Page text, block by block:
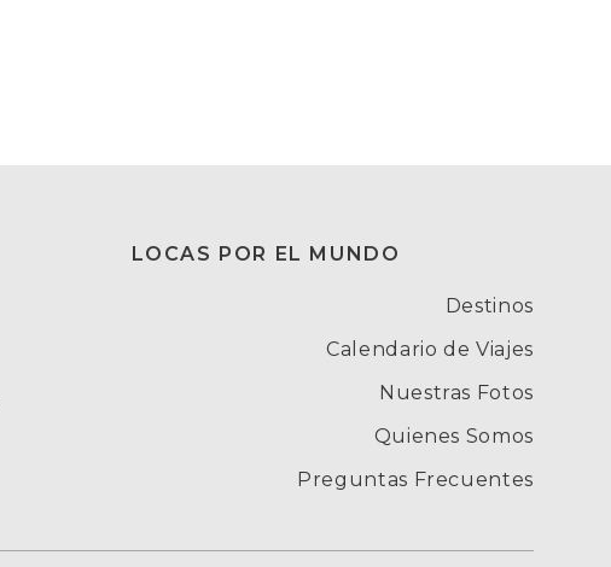
LOCAS POR EL MUNDO
Destinos
Calendario de Viajes
Nuestras Fotos
Quienes Somos
Preguntas Frecuentes